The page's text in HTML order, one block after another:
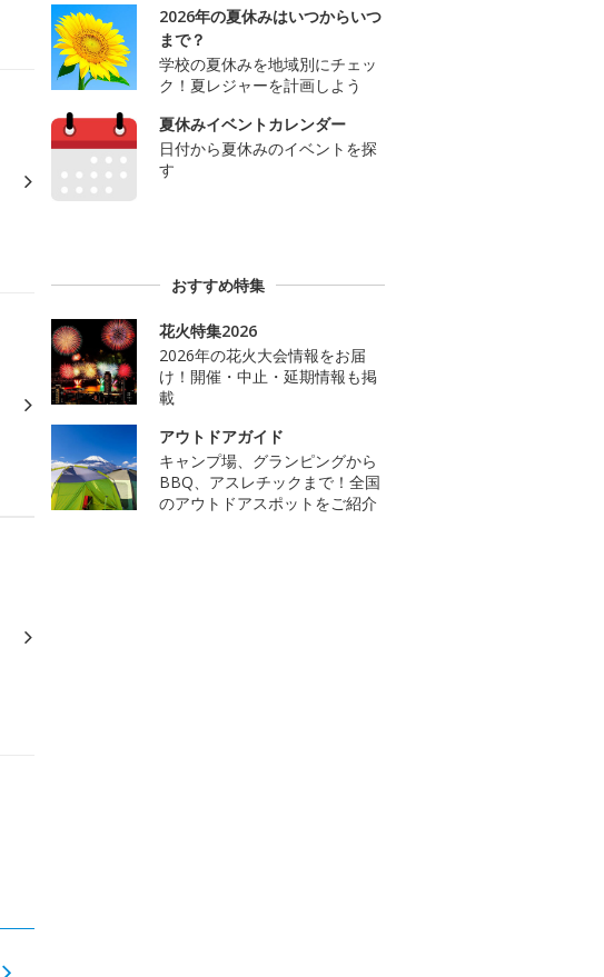
2026年の夏休みはいつからいつ
まで？
学校の夏休みを地域別にチェッ
ク！夏レジャーを計画しよう
夏休みイベントカレンダー
日付から夏休みのイベントを探
す
おすすめ特集
花火特集2026
2026年の花火大会情報をお届
け！開催・中止・延期情報も掲
載
アウトドアガイド
キャンプ場、グランピングから
BBQ、アスレチックまで！全国
のアウトドアスポットをご紹介